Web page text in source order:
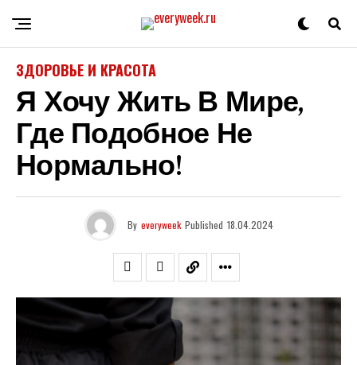
ЗДОРОВЬЕ И КРАСОТА
Я Хочу Жить В Мире,
Где Подобное Не
Нормально!
By everyweek Published 18.04.2024